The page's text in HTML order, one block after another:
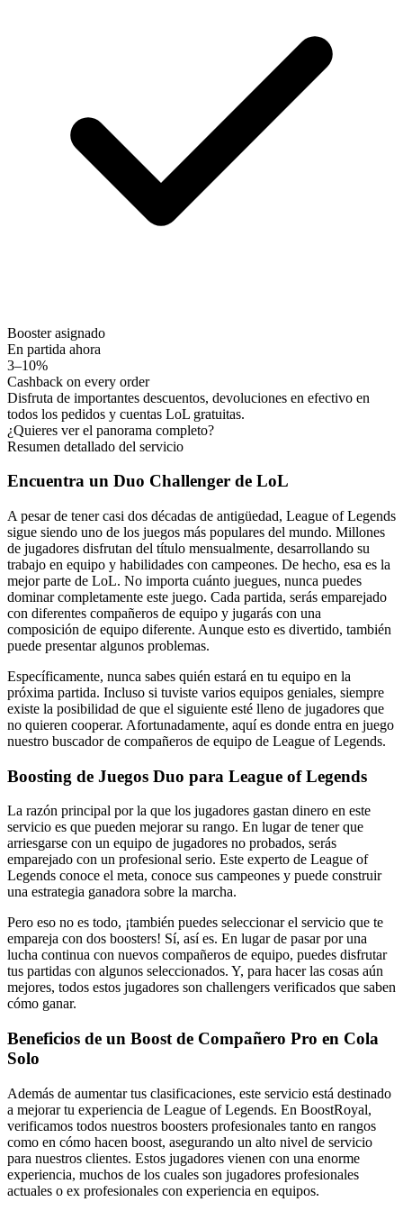
Booster asignado
En partida ahora
3–10%
Cashback on every order
Disfruta de importantes descuentos, devoluciones en efectivo en
todos los pedidos y cuentas LoL gratuitas.
¿Quieres ver el panorama completo?
Resumen detallado del servicio
Encuentra un Duo Challenger de LoL
A pesar de tener casi dos décadas de antigüedad, League of Legends
sigue siendo uno de los juegos más populares del mundo. Millones
de jugadores disfrutan del título mensualmente, desarrollando su
trabajo en equipo y habilidades con campeones. De hecho, esa es la
mejor parte de LoL. No importa cuánto juegues, nunca puedes
dominar completamente este juego. Cada partida, serás emparejado
con diferentes compañeros de equipo y jugarás con una
composición de equipo diferente. Aunque esto es divertido, también
puede presentar algunos problemas.
Específicamente, nunca sabes quién estará en tu equipo en la
próxima partida. Incluso si tuviste varios equipos geniales, siempre
existe la posibilidad de que el siguiente esté lleno de jugadores que
no quieren cooperar. Afortunadamente, aquí es donde entra en juego
nuestro buscador de compañeros de equipo de League of Legends.
Boosting de Juegos Duo para League of Legends
La razón principal por la que los jugadores gastan dinero en este
servicio es que pueden mejorar su rango. En lugar de tener que
arriesgarse con un equipo de jugadores no probados, serás
emparejado con un profesional serio. Este experto de League of
Legends conoce el meta, conoce sus campeones y puede construir
una estrategia ganadora sobre la marcha.
Pero eso no es todo, ¡también puedes seleccionar el servicio que te
empareja con dos boosters! Sí, así es. En lugar de pasar por una
lucha continua con nuevos compañeros de equipo, puedes disfrutar
tus partidas con algunos seleccionados. Y, para hacer las cosas aún
mejores, todos estos jugadores son challengers verificados que saben
cómo ganar.
Beneficios de un Boost de Compañero Pro en Cola
Solo
Además de aumentar tus clasificaciones, este servicio está destinado
a mejorar tu experiencia de League of Legends. En BoostRoyal,
verificamos todos nuestros boosters profesionales tanto en rangos
como en cómo hacen boost, asegurando un alto nivel de servicio
para nuestros clientes. Estos jugadores vienen con una enorme
experiencia, muchos de los cuales son jugadores profesionales
actuales o ex profesionales con experiencia en equipos.